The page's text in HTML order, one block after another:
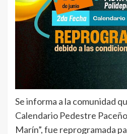
Se informa a la comunidad
Calendario Pedestre
Marín”, fue reprogramada